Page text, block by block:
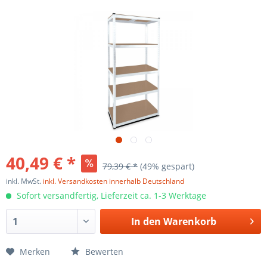
40,49 € * 79,39 € * (49% gespart)
inkl. MwSt. inkl. Versandkosten innerhalb Deutschland
Sofort versandfertig, Lieferzeit ca. 1-3 Werktage
In den Warenkorb
Merken Bewerten